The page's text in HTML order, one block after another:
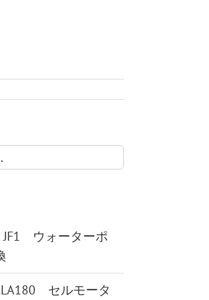
ウォーターポ
セルモータ